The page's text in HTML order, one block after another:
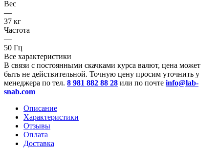
Вес
—
37 кг
Частота
—
50 Гц
Все характеристики
В связи с постоянными скачками курса валют, цена может
быть не действительной. Точную цену просим уточнить у
менеджера по тел. 8 981 882 88 28 или по почте info@lab-
snab.com
Описание
Характеристики
Отзывы
Оплата
Доставка